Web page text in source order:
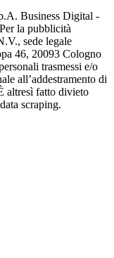
Business Digital -
la pubblicità
sede legale
46, 20093 Cologno
trasmessi e/o
all’addestramento di
altresì fatto divieto
scraping.